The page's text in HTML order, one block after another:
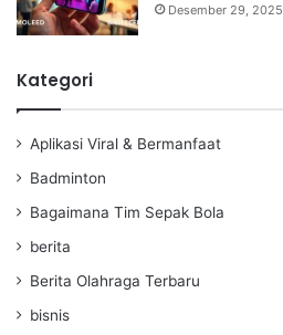
Desember 29, 2025
Kategori
Aplikasi Viral & Bermanfaat
Badminton
Bagaimana Tim Sepak Bola
berita
Berita Olahraga Terbaru
bisnis